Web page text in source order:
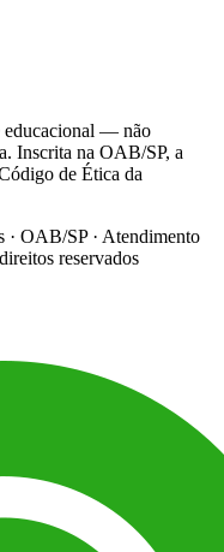
educacional — não
Inscrita na OAB/SP, a
de Ética da
· OAB/SP · Atendimento
reservados